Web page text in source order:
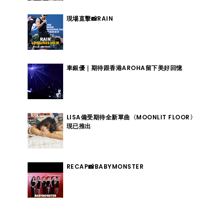
現場直擊📸RAIN
車銀優｜期待跟香港AROHA留下美好回憶
LISA備受期待全新單曲〈MOONLIT FLOOR〉
現已推出
RECAP📸BABYMONSTER